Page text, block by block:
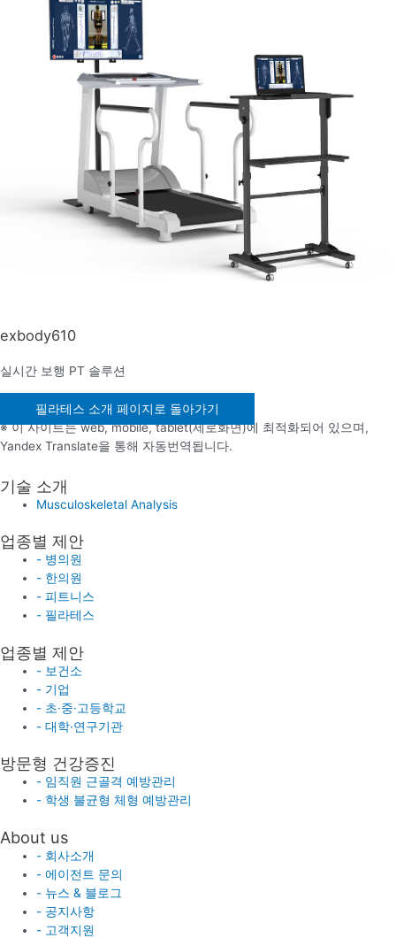
exbody610
실시간 보행 PT 솔루션
필라테스 소개 페이지로 돌아가기
※ 이 사이트는 web, mobile, tablet(세로화면)에 최적화되어 있으며,
Yandex Translate을 통해 자동번역됩니다.
기술 소개
Musculoskeletal Analysis
업종별 제안
- 병의원
- 한의원
- 피트니스
- 필라테스
업종별 제안
- 보건소
- 기업
- 초·중·고등학교
- 대학·연구기관
방문형 건강증진
- 임직원 근골격 예방관리
- 학생 불균형 체형 예방관리
About us
- 회사소개
- 에이전트 문의
- 뉴스 & 블로그
- 공지사항
- 고객지원